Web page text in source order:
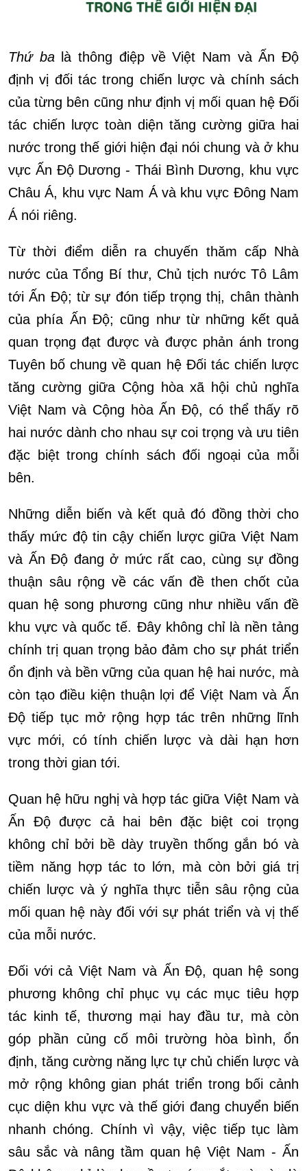
Thứ balà thông điệp về Việt Nam và Ấn Độ
định vị đối tác trong chiến lược và chính sách
của từng bên cũng như định vị mối quan hệ Đối
tác chiến lược toàn diện tăng cường giữa hai
nước trong thế giới hiện đại nói chung và ở khu
vực Ấn Độ Dương - Thái Bình Dương, khu vực
Châu Á, khu vực Nam Á và khu vực Đông Nam
Á nói riêng.
Từ thời điểm diễn ra chuyến thăm cấp Nhà
nước của Tổng Bí thư, Chủ tịch nước Tô Lâm
tới Ấn Độ; từ sự đón tiếp trọng thị, chân thành
của phía Ấn Độ; cũng như từ những kết quả
quan trọng đạt được và được phản ánh trong
Tuyên bố chung về quan hệ Đối tác chiến lược
tăng cường giữa Cộng hòa xã hội chủ nghĩa
Việt Nam và Cộng hòa Ấn Độ, có thể thấy rõ
hai nước dành cho nhau sự coi trọng và ưu tiên
đặc biệt trong chính sách đối ngoại của mỗi
bên.
Những diễn biến và kết quả đó đồng thời cho
thấy mức độ tin cậy chiến lược giữa Việt Nam
và Ấn Độ đang ở mức rất cao, cùng sự đồng
thuận sâu rộng về các vấn đề then chốt của
quan hệ song phương cũng như nhiều vấn đề
khu vực và quốc tế. Đây không chỉ là nền tảng
chính trị quan trọng bảo đảm cho sự phát triển
ổn định và bền vững của quan hệ hai nước, mà
còn tạo điều kiện thuận lợi để Việt Nam và Ấn
Độ tiếp tục mở rộng hợp tác trên những lĩnh
vực mới, có tính chiến lược và dài hạn hơn
trong thời gian tới.
Quan hệ hữu nghị và hợp tác giữa Việt Nam và
Ấn Độ được cả hai bên đặc biệt coi trọng
không chỉ bởi bề dày truyền thống gắn bó và
tiềm năng hợp tác to lớn, mà còn bởi giá trị
chiến lược và ý nghĩa thực tiễn sâu rộng của
mối quan hệ này đối với sự phát triển và vị thế
của mỗi nước.
Đối với cả Việt Nam và Ấn Độ, quan hệ song
phương không chỉ phục vụ các mục tiêu hợp
tác kinh tế, thương mại hay đầu tư, mà còn
góp phần củng cố môi trường hòa bình, ổn
định, tăng cường năng lực tự chủ chiến lược và
mở rộng không gian phát triển trong bối cảnh
cục diện khu vực và thế giới đang chuyển biến
nhanh chóng. Chính vì vậy, việc tiếp tục làm
sâu sắc và nâng tầm quan hệ Việt Nam - Ấn